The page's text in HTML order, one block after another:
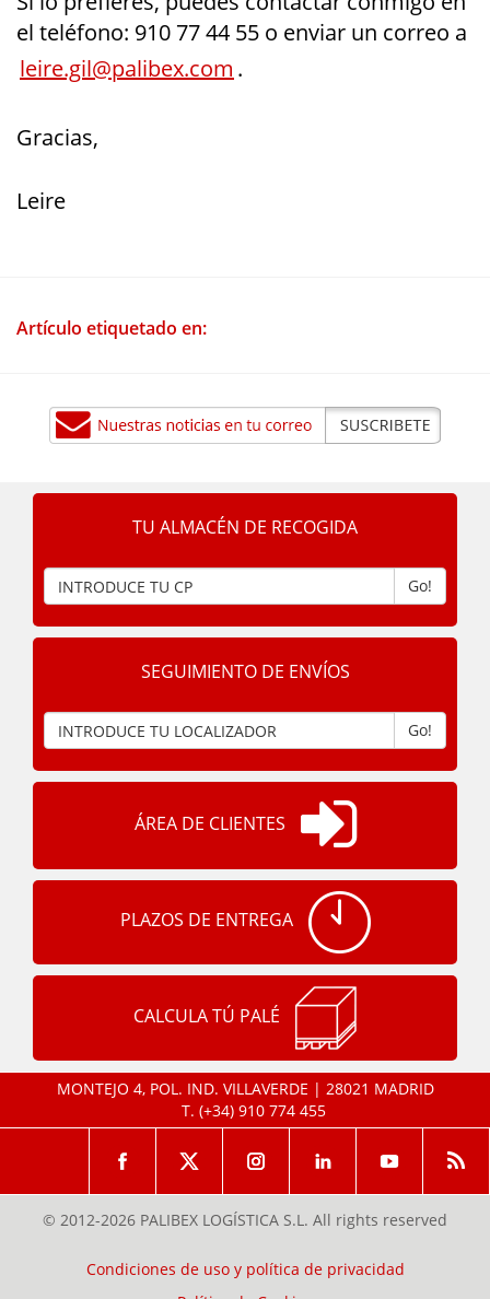
el teléfono: 910 77 44 55 o enviar un correo a
leire.gil@palibex.com .
Gracias,
Leire
Artículo etiquetado en:
TU ALMACÉN DE RECOGIDA
Go!
SEGUIMIENTO DE ENVÍOS
Go!
ÁREA DE CLIENTES
PLAZOS DE ENTREGA
CALCULA TÚ PALÉ
MONTEJO 4, POL. IND. VILLAVERDE | 28021 MADRID
T. (+34) 910 774 455
© 2012-2026 PALIBEX LOGÍSTICA S.L. All rights reserved
Condiciones de uso y política de privacidad